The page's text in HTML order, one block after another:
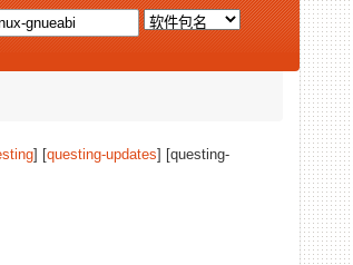
] [questing-updates] [questing-